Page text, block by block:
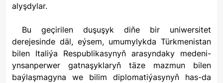
alyşdylar.
Bu geçirilen duşuşyk diňe bir uniwersitet
derejesinde däl, eýsem, umumylykda Türkmenistan
bilen Italiýa Respublikasynyň arasyndaky medeni-
ynsanperwer gatnaşyklaryň täze mazmun bilen
baýlaşmagyna we bilim diplomatiýasynyň has-da